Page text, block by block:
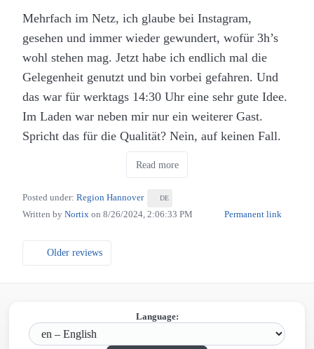
Burger und Mac’n’Cheese im The Beefeater in
Hannover (Eigenes Werk. Lizenz: CC-BY-SA.)
Der Burger ist sehr gut, die Beilage – in meinem
Fall Mac‘n‘Cheese anstatt der obligatorischen
Fritten – ebenfalls. Genau die richtige
Wenn der Service sich mit der Küche besser
vergeben aber so bleibt es bei gutgemeinten vier
Sternen.
Mehrfach im Netz, ich glaube bei Instagram,
gesehen und immer wieder gewundert, wofür 3h’s
wohl stehen mag. Jetzt habe ich endlich mal die
Gelegenheit genutzt und bin vorbei gefahren. Und
das war für werktags 14:30 Uhr eine sehr gute Idee.
Im Laden war neben mir nur ein weiterer Gast.
Spricht das für die Qualität? Nein, auf keinen Fall.
Die Burger hier sind lecker und reichhaltig. Das
Lokal ist stilvoll und zurückhaltend eingerichtet und
bietet neben Stühlen und Bänken auch für
Kleinkinder die passenden Sitzgelegenheiten.
Read more
Posted under: Region Hannover DE
Written by Nortix on 8/26/2024, 2:06:33 PM Permanent link
Older reviews
Language: